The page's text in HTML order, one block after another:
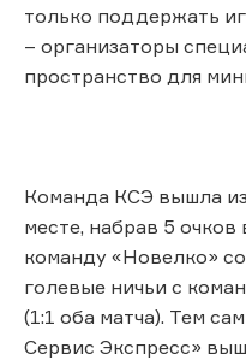
только поддержать
– организаторы
пространство для
Команда КСЭ вышла
месте, набрав 5 очков
команду «Новелко»
голевые ничьи с
(1:1 оба матча). Тем
Сервис Экспресс»